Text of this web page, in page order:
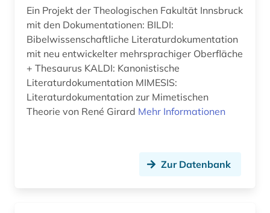
Ein Projekt der Theologischen Fakultät Innsbruck
mit den Dokumentationen: BILDI:
Bibelwissenschaftliche Literaturdokumentation
mit neu entwickelter mehrsprachiger Oberfläche
+ Thesaurus KALDI: Kanonistische
Literaturdokumentation MIMESIS:
Literaturdokumentation zur Mimetischen
Theorie von René Girard Mehr Informationen
Zur Datenbank